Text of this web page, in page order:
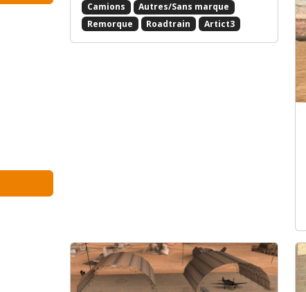
Camions
Autres/Sans marque
Remorque
Roadtrain Artict3